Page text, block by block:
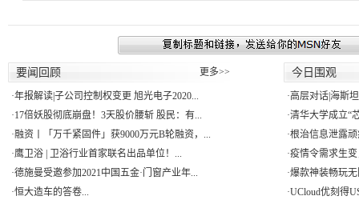
要闻回顾 更多>>
·年报解读|子公司控制权变更 旭光电子2020...
·17倍妖股彻底崩盘！3天股价腰斩 股民：有...
·融资丨「万千紧固件」获9000万元B轮融资，...
·鹰卫浴 | 卫浴行业首家联名出品单位！...
·德施曼受邀参加2021中国五金·门窗产业年...
·恒大造车的答卷...
今日围观
·高层对话|海斯
·清华大学成立“
·根治信息泄露
·疫情令需求生
·爆款神装畅玩
·UCloud优刻得